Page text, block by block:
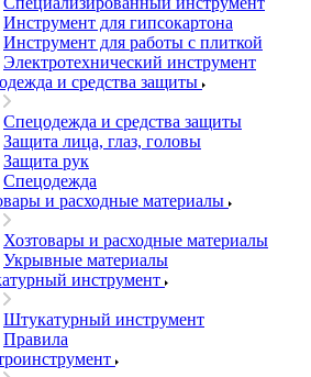
Инструмент для гипсокартона
Инструмент для работы с плиткой
Электротехнический инструмент
и средства защиты
Спецодежда и средства защиты
Защита лица, глаз, головы
Защита рук
Спецодежда
и расходные материалы
Хозтовары и расходные материалы
Укрывные материалы
инструмент
Штукатурный инструмент
Правила